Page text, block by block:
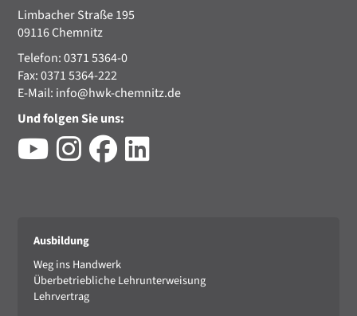
Limbacher Straße 195
09116 Chemnitz
Telefon: 0371 5364-0
Fax: 0371 5364-222
E-Mail: info@hwk-chemnitz.de
Und folgen Sie uns:
Ausbildung
Weg ins Handwerk
Überbetriebliche Lehrunterweisung
Lehrvertrag